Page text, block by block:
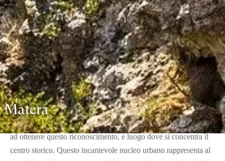
Matera
2019
Una recente fotografia diMateraci mostra una destinazione
speciale e unica nel suo genere, in cui si fondono perfettamente
arte, cultura e bellezze paesaggistiche. ProclamataCapitale
Europea della Cultura per il 2019, è divenuta celebre per
l'immenso fascino che sprigionano iSassi, Patrimonio
dell'Umanità dal 1993, nonché primo sito dell'Italia meridionale
ad ottenere questo riconoscimento, e luogo dove si concentra il
centro storico. Questo incantevole nucleo urbano rappresenta al